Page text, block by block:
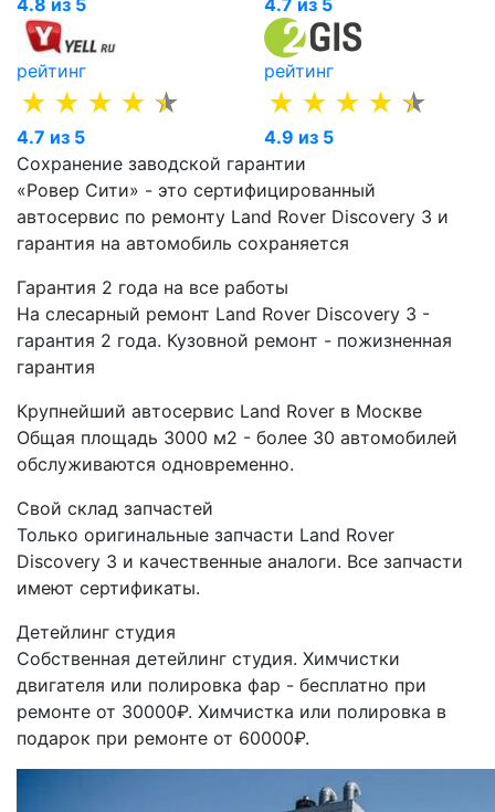
4.8 из 5 4.7 из 5
рейтинг
4.7 из 5
рейтинг
4.9 из 5
Сохранение заводской гарантии
«Ровер Сити» - это сертифицированный
автосервис по ремонту Land Rover Discovery 3 и
гарантия на автомобиль сохраняется
Гарантия 2 года на все работы
На слесарный ремонт Land Rover Discovery 3 -
гарантия 2 года. Кузовной ремонт - пожизненная
гарантия
Крупнейший автосервис Land Rover в Москве
Общая площадь 3000 м2 - более 30 автомобилей
обслуживаются одновременно.
Свой склад запчастей
Только оригинальные запчасти Land Rover
Discovery 3 и качественные аналоги. Все запчасти
имеют сертификаты.
Детейлинг студия
Собственная детейлинг студия. Химчистки
двигателя или полировка фар - бесплатно при
ремонте от 30000₽. Химчистка или полировка в
подарок при ремонте от 60000₽.